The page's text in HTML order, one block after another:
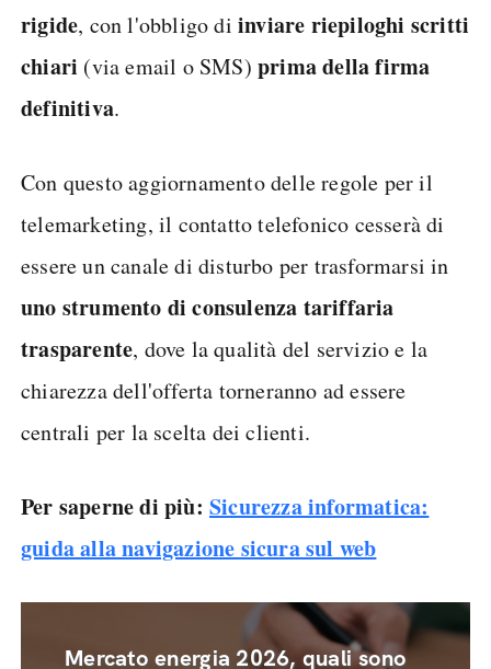
rigide, con l'obbligo diinviare riepiloghi scritti
chiari (via email o SMS)prima della firma
definitiva.
Con questo aggiornamento delle regole per il
telemarketing, il contatto telefonico cesserà di
essere un canale di disturbo per trasformarsi in
uno strumento di consulenza tariffaria
trasparente, dove la qualità del servizio e la
chiarezza dell'offerta torneranno ad essere
centrali per la scelta dei clienti.
Per saperne di più: Sicurezza informatica:
guida alla navigazione sicura sul web
Mercato energia 2026, quali sono